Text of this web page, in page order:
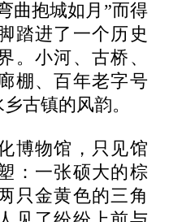
曲抱城如月”而得
踏进了一个历史
。小河、古桥、
棚、百年老字号
古镇的风韵。
博物馆，只见馆
：一张硕大的棕
只金黄色的三角